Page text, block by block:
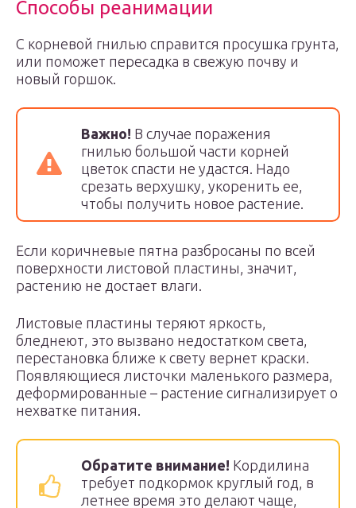
Способы реанимации
С корневой гнилью справится просушка грунта,
или поможет пересадка в свежую почву и
новый горшок.
Важно! В случае поражения
гнилью большой части корней
цветок спасти не удастся. Надо
срезать верхушку, укоренить ее,
чтобы получить новое растение.
Если коричневые пятна разбросаны по всей
поверхности листовой пластины, значит,
растению не достает влаги.
Листовые пластины теряют яркость,
бледнеют, это вызвано недостатком света,
перестановка ближе к свету вернет краски.
Появляющиеся листочки маленького размера,
деформированные – растение сигнализирует о
нехватке питания.
Обратите внимание! Кордилина
требует подкормок круглый год, в
летнее время это делают чаще,